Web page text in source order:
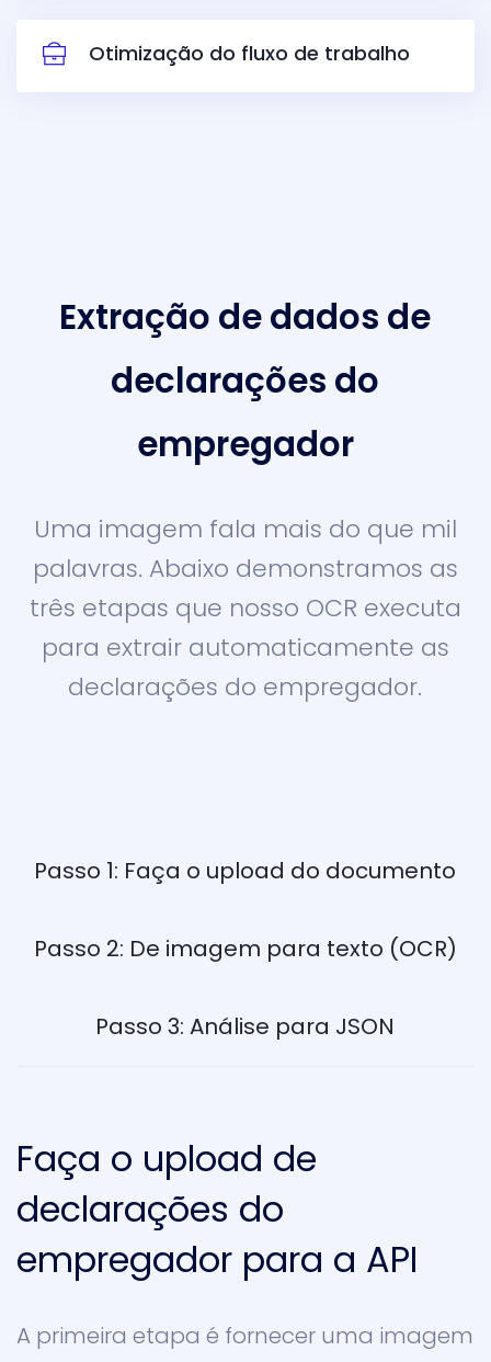
Otimização do fluxo de trabalho
Extração de dados de
declarações do
empregador
Uma imagem fala mais do que mil
palavras. Abaixo demonstramos as
três etapas que nosso OCR executa
para extrair automaticamente as
declarações do empregador.
Passo 1: Faça o upload do documento
Passo 2: De imagem para texto (OCR)
Passo 3: Análise para JSON
Faça o upload de
declarações do
empregador para a API
A primeira etapa é fornecer uma imagem